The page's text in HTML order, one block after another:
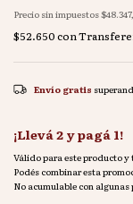
Precio sin impuestos
$52.650con
Envío gratis
¡Llevá 2 y pagá 1!
Válido para este producto y
Podés combinar esta
No acumulable con algunas